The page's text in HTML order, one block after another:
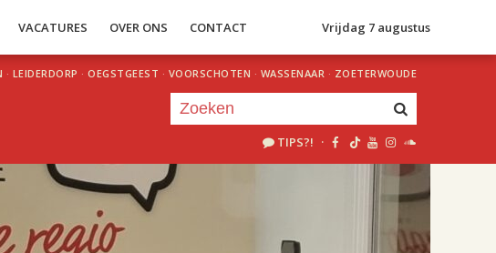
VACATURES OVER ONS CONTACT Vrijdag 7 augustus
· LEIDERDORP · OEGSTGEEST · VOORSCHOTEN · WASSENAAR · ZOETERWOUDE
TIPS?! ·
uur 1 van 2
Volgend uur